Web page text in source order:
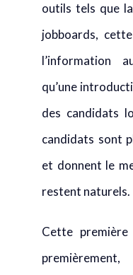
outils tels que
jobboards,
l’information
qu’une
des candidats
candidats sont
et donnent le
restent naturels.
Cette